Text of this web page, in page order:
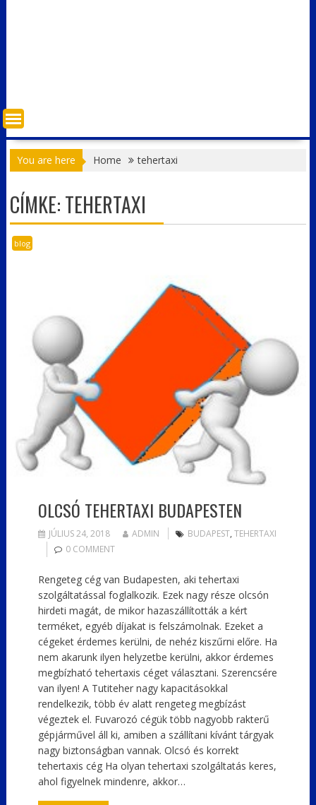
You are here Home tehertaxi
CÍMKE:TEHERTAXI
blog
OLCSÓ TEHERTAXI BUDAPESTEN
JÚLIUS 24, 2018 ADMIN BUDAPEST, TEHERTAXI
0 COMMENT
Rengeteg cég van Budapesten, aki tehertaxi
szolgáltatással foglalkozik. Ezek nagy része olcsón
hirdeti magát, de mikor hazaszállították a kért
terméket, egyéb díjakat is felszámolnak. Ezeket a
cégeket érdemes kerülni, de nehéz kiszűrni előre. Ha
nem akarunk ilyen helyzetbe kerülni, akkor érdemes
megbízható tehertaxis céget választani. Szerencsére
van ilyen! A Tutiteher nagy kapacitásokkal
rendelkezik, több év alatt rengeteg megbízást
végeztek el. Fuvarozó cégük több nagyobb rakterű
gépjárművel áll ki, amiben a szállítani kívánt tárgyak
nagy biztonságban vannak. Olcsó és korrekt
tehertaxis cég Ha olyan tehertaxi szolgáltatás keres,
ahol figyelnek mindenre, akkor…